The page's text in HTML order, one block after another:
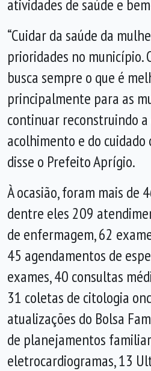
atividades de saúde e
“Cuidar da saúde da
prioridades no município.
busca sempre o que é
principalmente para as
continuar reconstruindo a
acolhimento e do cuidado
disse o Prefeito Aprígio.
À ocasião, foram mais de
dentre eles 209
de enfermagem, 62
45 agendamentos de
exames, 40 consultas
31 coletas de citologia
atualizações do Bolsa
de planejamentos
eletrocardiogramas, 13